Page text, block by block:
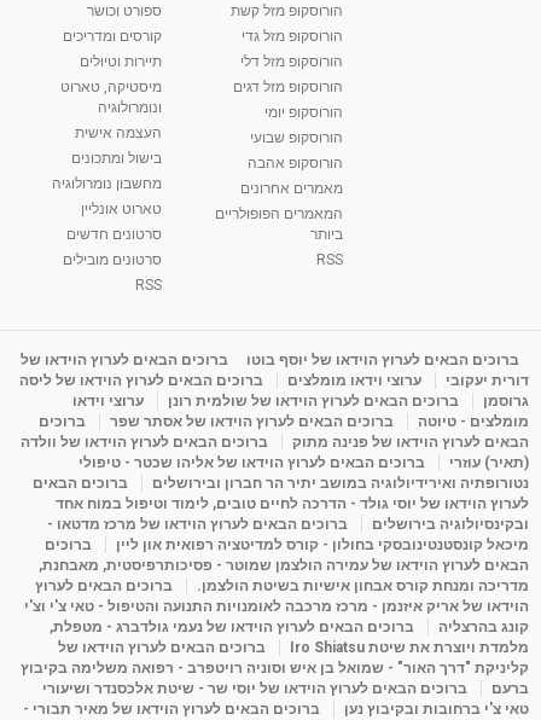
01:37
2,738 צפיות
01:46
רנה רז-גילו -טיפול אנרגטי ויעוץ רוחני - נומרולוגית
2,315 צפיות
05:37
סודות בתאריך הלידה, משמעות חודש הלידה -
ינואר זינה ליבשיץ נומרולוגית
ליסה גרוסמן - המרכז לאימון התנהגותי - קשב
09:12
מדיטציה בדמיון מודרך - היכרות עם האני הפנימי
מאת admin 11 שנים 3,650 צפיות
פנינה מתוק - מרכז "נתיב הלב" בהרצליה-
מדיטציה-התחדשות
Shahar-vod
הורוסקופ מזל קשת
הורוסקופ מזל גדי
הורוסקופ מזל דלי
הורוסקופ מזל דגים
הורוסקופ יומי
הורוסקופ שבועי
הורוסקופ אהבה
מאמרים אחרונים
המאמרים הפופולריים
ביותר
RSS
ספורט וכושר
קורסים ומדריכים
תיירות וטיולים
מיסטיקה, טארוט
ונומרולוגיה
העצמה אישית
בישול ומתכונים
מחשבון נומרולוגיה
טארוט אונליין
סרטונים חדשים
סרטונים מובילים
RSS
ברוכים הבאים לערוץ הוידאו של יוסף בוטו
ברוכים הבאים לערוץ הוידאו של
דורית יעקובי
ערוצי וידאו מומלצים
ברוכים הבאים לערוץ הוידאו של ליסה
גרוסמן
ברוכים הבאים לערוץ הוידאו של שולמית רונן
ערוצי וידאו
מומלצים - טיוטה
ברוכים הבאים לערוץ הוידאו של אסתר שפר
ברוכים
הבאים לערוץ הוידאו של פנינה מתוק
ברוכים הבאים לערוץ הוידאו של וולדה
(תאיר) עוזרי
ברוכים הבאים לערוץ הוידאו של אליהו שכטר - טיפולי
נטורופתיה ואירידיולוגיה במושב יתיר הר חברון ובירושלים
ברוכים הבאים
לערוץ הוידאו של יוסי גולד - הדרכה לחיים טובים, לימוד וטיפול במוח אחד
ובקינסיולוגיה בירושלים
ברוכים הבאים לערוץ הוידאו של מרכז מדטאו -
מיכאל קונסטנטינובסקי בחולון - קורס למדיטציה רפואית און ליין
ברוכים
הבאים לערוץ הוידאו של עמירה הולצמן שמוטר - פסיכותרפיסטית, מאבחנת,
מדריכה ומנחת קורס אבחון אישיות בשיטת הולצמן.
ברוכים הבאים לערוץ
הוידאו של אריק איזנמן - מרכז מרכבה לאומנויות התנועה והטיפול - טאי צ'י וצ'י
קונג בהרצליה
ברוכים הבאים לערוץ הוידאו של נעמי גולדברג - מטפלת,
מלמדת ויוצרת את שיטת Iro Shiatsu
ברוכים הבאים לערוץ הוידאו של
קליניקת "דרך האור" - שמואל בן איש וסוניה רויטפרב - רפואה משלימה בקיבוץ
ברעם
ברוכים הבאים לערוץ הוידאו של יוסי שר - שיטת אלכסנדר ושיעורי
טאי צ'י ברחובות ובקיבוץ נען
ברוכים הבאים לערוץ הוידאו של מאיר תבורי -